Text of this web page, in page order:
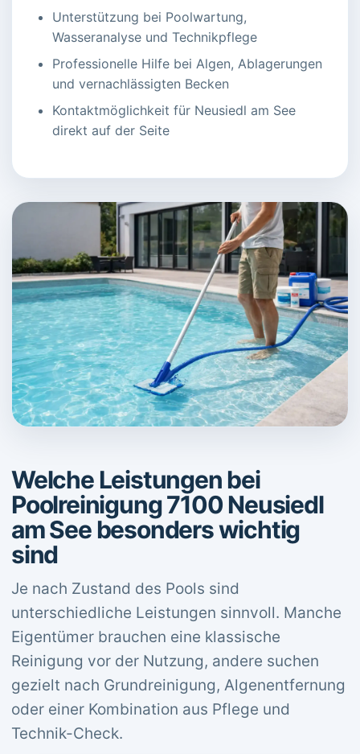
Unterstützung bei Poolwartung,
Wasseranalyse und Technikpflege
Professionelle Hilfe bei Algen, Ablagerungen
und vernachlässigten Becken
Kontaktmöglichkeit für Neusiedl am See
direkt auf der Seite
Welche Leistungen bei
Poolreinigung 7100 Neusiedl
am See besonders wichtig
sind
Je nach Zustand des Pools sind
unterschiedliche Leistungen sinnvoll. Manche
Eigentümer brauchen eine klassische
Reinigung vor der Nutzung, andere suchen
gezielt nach Grundreinigung, Algenentfernung
oder einer Kombination aus Pflege und
Technik-Check.